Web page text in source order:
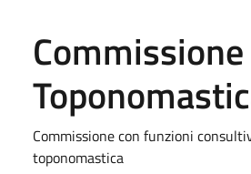
Commissione
Commissione con funzioni
toponomastica